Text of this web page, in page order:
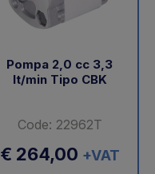
Pompa 2,0 cc 3,3
lt/min Tipo CBK
Code: 22962T
€ 264,00 +VAT